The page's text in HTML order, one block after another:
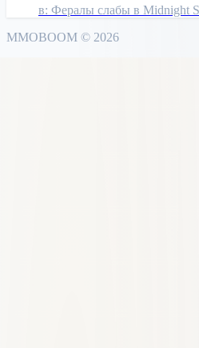
в: Фералы слабы в Midnight
MMOBOOM © 2026